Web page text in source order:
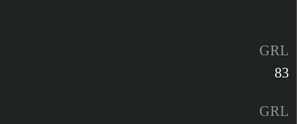
GRL
83
GRL